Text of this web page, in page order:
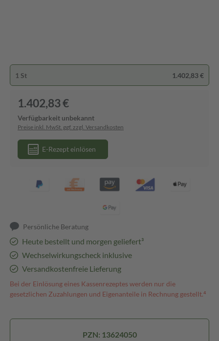
1 St 1.402,83 €
1.402,83 €
Verfügbarkeit unbekannt
Preise inkl. MwSt. ggf. zzgl. Versandkosten
E-Rezept einlösen
Persönliche Beratung
Heute bestellt und morgen geliefert³
Wechselwirkungscheck inklusive
Versandkostenfreie Lieferung
Bei der Einlösung eines Kassenrezeptes werden nur die
gesetzlichen Zuzahlungen und Eigenanteile in Rechnung gestellt.⁴
PZN: 13624050